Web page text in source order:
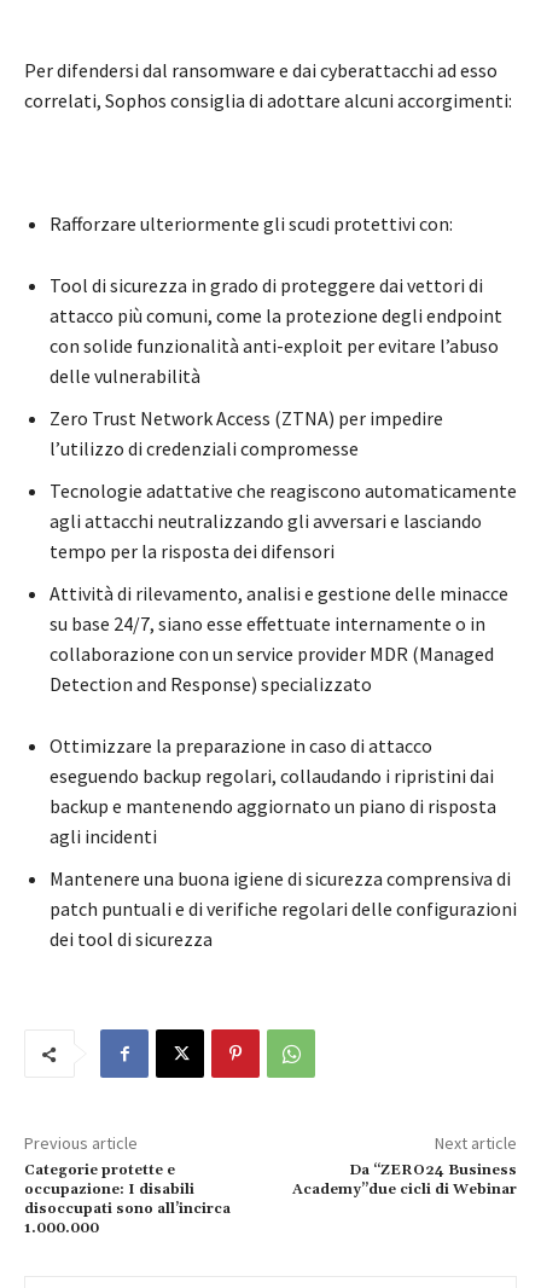
Per difendersi dal ransomware e dai cyberattacchi ad esso
correlati, Sophos consiglia di adottare alcuni accorgimenti:
Rafforzare ulteriormente gli scudi protettivi con:
Tool di sicurezza in grado di proteggere dai vettori di
attacco più comuni, come la protezione degli endpoint
con solide funzionalità anti-exploit per evitare l’abuso
delle vulnerabilità
Zero Trust Network Access (ZTNA) per impedire
l’utilizzo di credenziali compromesse
Tecnologie adattative che reagiscono automaticamente
agli attacchi neutralizzando gli avversari e lasciando
tempo per la risposta dei difensori
Attività di rilevamento, analisi e gestione delle minacce
su base 24/7, siano esse effettuate internamente o in
collaborazione con un service provider MDR (Managed
Detection and Response) specializzato
Ottimizzare la preparazione in caso di attacco
eseguendo backup regolari, collaudando i ripristini dai
backup e mantenendo aggiornato un piano di risposta
agli incidenti
Mantenere una buona igiene di sicurezza comprensiva di
patch puntuali e di verifiche regolari delle configurazioni
dei tool di sicurezza
Previous article
Categorie protette e
occupazione: I disabili
disoccupati sono all’incirca
1.000.000
Next article
Da “ZERO24 Business
Academy”due cicli di Webinar